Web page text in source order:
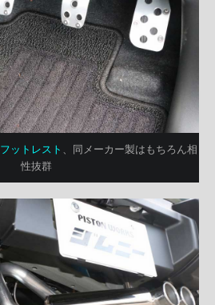
フットレスト 、同メーカー製はもちろん相
性抜群